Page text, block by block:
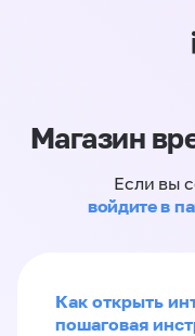
Магазин
Если вы
войдите в
Как открыть
пошаговая